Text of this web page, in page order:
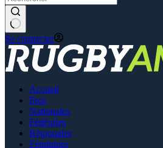
Se connecter
Accueil
Pros
Nationales
Fédérales
Régionales
Féminines